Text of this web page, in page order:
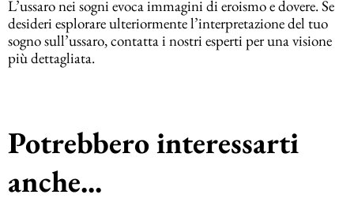
L’ussaro nei sogni evoca immagini di eroismo e dovere. Se
desideri esplorare ulteriormente l’interpretazione del tuo
sogno sull’ussaro, contatta i nostri esperti per una visione
più dettagliata.
Potrebbero interessarti
anche...